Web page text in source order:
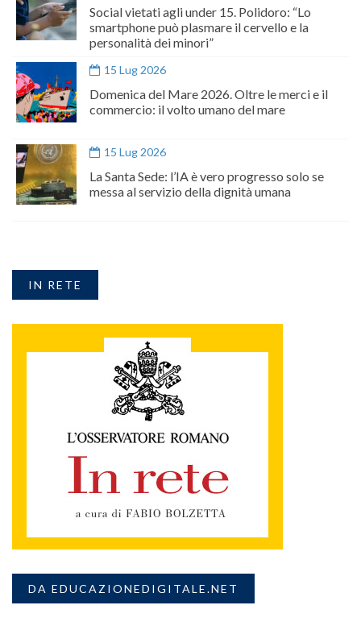
Social vietati agli under 15. Polidoro: “Lo
smartphone può plasmare il cervello e la
personalità dei minori”
15 Lug 2026
Domenica del Mare 2026. Oltre le merci e il
commercio: il volto umano del mare
15 Lug 2026
La Santa Sede: l’IA è vero progresso solo se
messa al servizio della dignità umana
IN RETE
DA EDUCAZIONEDIGITALE.NET